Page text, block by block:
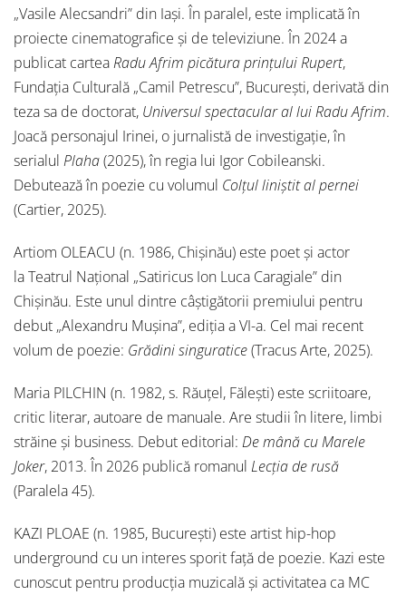
„Vasile Alecsandri” din Iași. În paralel, este implicată în
proiecte cinematografice și de televiziune. În 2024 a
publicat carteaRadu Afrim picătura prințului Rupert,
Fundația Culturală „Camil Petrescu”, București, derivată din
teza sa de doctorat, Universul spectacular al lui Radu Afrim.
Joacă personajul Irinei, o jurnalistă de investigație, în
serialul Plaha(2025), în regia lui Igor Cobileanski.
Debutează în poezie cu volumul Colțul liniștit al pernei
(Cartier, 2025).
Artiom OLEACU (n. 1986, Chișinău) este poet și actor
la Teatrul Național „Satiricus Ion Luca Caragiale” din
Chișinău. Este unul dintre câștigătorii premiului pentru
debut „Alexandru Mușina”, ediția a VI-a. Cel mai recent
volum de poezie: Grădini singuratice(Tracus Arte, 2025).
Maria PILCHIN (n. 1982, s. Răuţel, Făleşti) este scriitoare,
critic literar, autoare de manuale. Are studii în litere, limbi
străine și business. Debut editorial: De mână cu Marele
Joker, 2013. În 2026 publică romanul Lecția de rusă
(Paralela 45).
KAZI PLOAE (n. 1985, București) este artist hip-hop
underground cu un interes sporit față de poezie. Kazi este
cunoscut pentru producția muzicală și activitatea ca MC